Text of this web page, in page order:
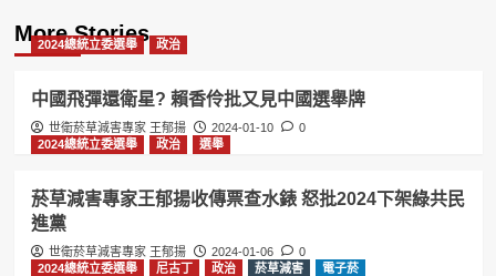
More Stories
2024總統立委選舉 政治
中國飛彈還衛星? 賴香伶批又見中國選舉牌
世衛菸草減害專家 王郁揚 2024-01-10
0
2024總統立委選舉
政治 選舉
菸草減害專家王郁揚收傳票查水錶 怒批2024下架綠共民
進黨
世衛菸草減害專家 王郁揚 2024-01-06
0
2024總統立委選舉
尼古丁 政治 菸草減害 電子菸